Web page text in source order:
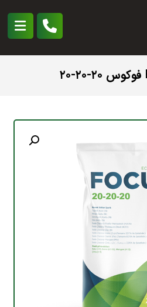
بزرگنمایی تصویر